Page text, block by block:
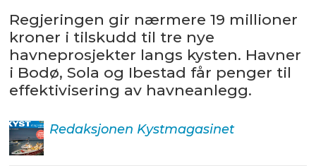
Regjeringen gir nærmere 19 millioner
kroner i tilskudd til tre nye
havneprosjekter langs kysten. Havner
i Bodø, Sola og Ibestad får penger til
effektivisering av havneanlegg.
Redaksjonen Kystmagasinet